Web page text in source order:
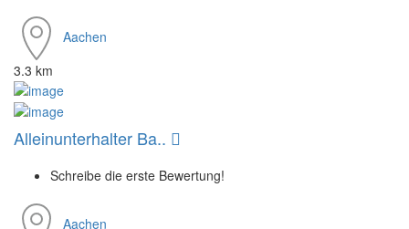
Aachen
3.3 km
Alleinunterhalter Ba..
Schreibe die erste Bewertung!
Aachen